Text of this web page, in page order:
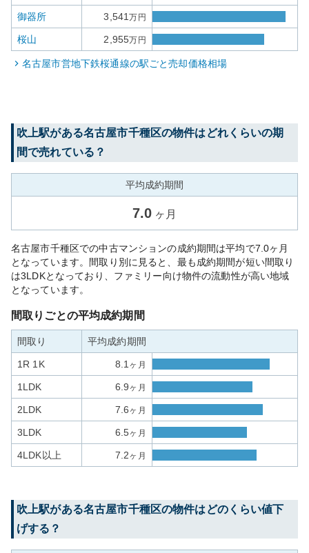
御器所 3,541万円
桜山 2,955万円
名古屋市営地下鉄桜通線の駅ごと売却価格相場
吹上駅がある名古屋市千種区の物件はどれくらいの期
間で売れている？
平均成約期間
7.0 ヶ月
名古屋市千種区での中古マンションの成約期間は平均で7.0ヶ月
となっています。間取り別に見ると、最も成約期間が短い間取り
は3LDKとなっており、ファミリー向け物件の流動性が高い地域
となっています。
間取りごとの平均成約期間
間取り 平均成約期間
1R 1K 8.1 ヶ月
1LDK 6.9ヶ月
2LDK 7.6ヶ月
3LDK 6.5ヶ月
4LDK以上 7.2ヶ月
吹上駅がある名古屋市千種区の物件はどのくらい値下
げする？